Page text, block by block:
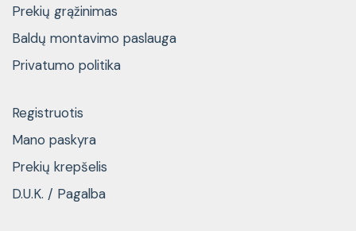
Prekių grąžinimas
Baldų montavimo paslauga
Privatumo politika
Registruotis
Mano paskyra
Prekių krepšelis
D.U.K. / Pagalba